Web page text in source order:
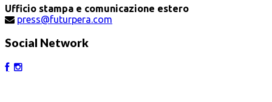
Ufficio stampa e comunicazione estero
press@futurpera.com
Social Network